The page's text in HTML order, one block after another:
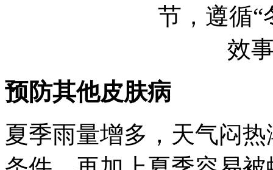
预防其他皮肤病
夏季雨量增多，天气闷